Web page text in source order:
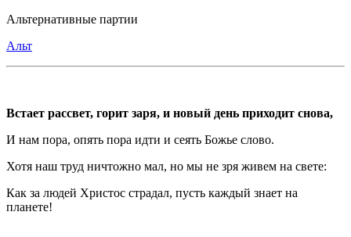
Aльтернативные партии
Альт
Встает рассвет, горит заря, и новый день приходит снова,
И нам пора, опять пора идти и сеять Божье слово.
Хотя наш труд ничтожно мал, но мы не зря живем на свете:
Как за людей Христос страдал, пусть каждый знает на
планете!